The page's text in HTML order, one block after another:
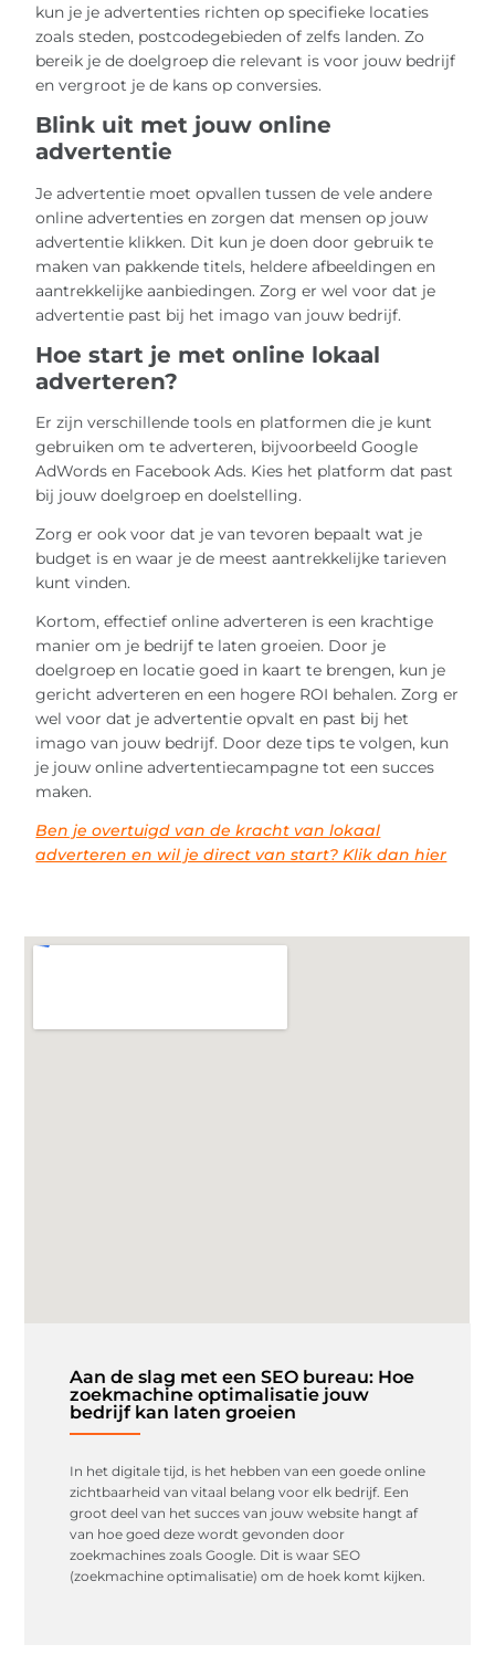
kun je je advertenties richten op specifieke locaties
zoals steden, postcodegebieden of zelfs landen. Zo
bereik je de doelgroep die relevant is voor jouw bedrijf
en vergroot je de kans op conversies.
Blink uit met jouw online
advertentie
Je advertentie moet opvallen tussen de vele andere
online advertenties en zorgen dat mensen op jouw
advertentie klikken. Dit kun je doen door gebruik te
maken van pakkende titels, heldere afbeeldingen en
aantrekkelijke aanbiedingen. Zorg er wel voor dat je
advertentie past bij het imago van jouw bedrijf.
Hoe start je met online lokaal
adverteren?
Er zijn verschillende tools en platformen die je kunt
gebruiken om te adverteren, bijvoorbeeld Google
AdWords en Facebook Ads. Kies het platform dat past
bij jouw doelgroep en doelstelling.
Zorg er ook voor dat je van tevoren bepaalt wat je
budget is en waar je de meest aantrekkelijke tarieven
kunt vinden.
Kortom, effectief online adverteren is een krachtige
manier om je bedrijf te laten groeien. Door je
doelgroep en locatie goed in kaart te brengen, kun je
gericht adverteren en een hogere ROI behalen. Zorg er
wel voor dat je advertentie opvalt en past bij het
imago van jouw bedrijf. Door deze tips te volgen, kun
je jouw online advertentiecampagne tot een succes
maken.
Ben je overtuigd van de kracht van lokaal
adverteren en wil je direct van start? Klik dan hier
Aan de slag met een SEO bureau: Hoe
zoekmachine optimalisatie jouw
bedrijf kan laten groeien
In het digitale tijd, is het hebben van een goede online
zichtbaarheid van vitaal belang voor elk bedrijf. Een
groot deel van het succes van jouw website hangt af
van hoe goed deze wordt gevonden door
zoekmachines zoals Google. Dit is waar SEO
(zoekmachine optimalisatie) om de hoek komt kijken.